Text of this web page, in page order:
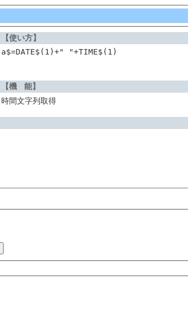
【使い方】
a$=DATE$(1)+" "+TIME$(1)
【機 能】
時間文字列取得